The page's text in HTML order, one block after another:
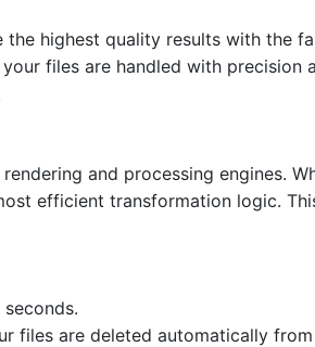
the highest quality results with the
files are handled with
and processing engines.
efficient transformation logic.
files are deleted automatically